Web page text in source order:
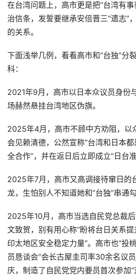
在台湾问题上，高市更是把“台湾有
治信条，发誓要继承安倍晋三“遗志”
的关系。
下面浅举几例，看看高市和“台独”分
科：
2021年9月，高市以日本众议员身份
场赫然悬挂台湾地区伪旗。
2025年4月，高市不顾中方劝阻，以
会见赖清德，公然宣称“台湾和日本
全合作”，并在返日后立即成立“日台准
2025年7月，高市又高调接待窜日的
龙，生怕别人不知道她和“台独”串通勾
2025年10月，高市当选自民党总裁
文致贺，别有用心称“盼将台日关系
印太地区安全稳定力量”。高市也“投
员恳谈会”会长古屋圭司率30余名议
庆，制造了自民党党内要员首次参加